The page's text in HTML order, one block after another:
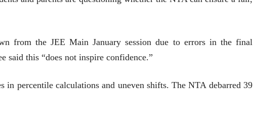
from the JEE Main January session due to errors in the final
said this “does not inspire confidence.”
in percentile calculations and uneven shifts. The NTA debarred 39
भारतीय अर्थकारणावरील निबंध हे पुस्तक